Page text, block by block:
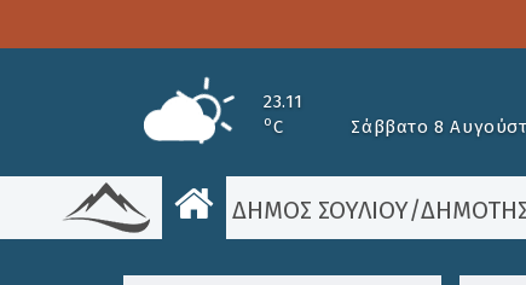
23.11
oC Σάββατο 8
ΔΗΜΟΣ ΣΟΥΛΙΟΥ/